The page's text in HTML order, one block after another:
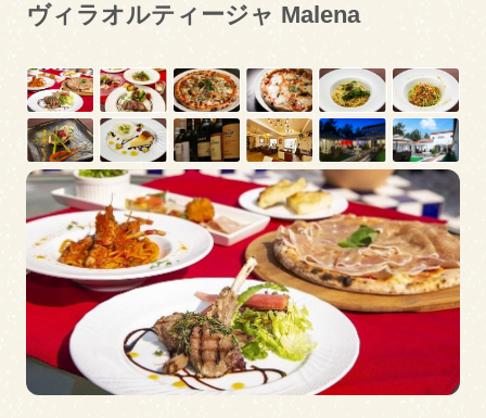
トピックス
ヴィラオルティージャ Malena
ペットOK 駐車場あり
モーニング ランチ
キャッシュレス対応 クレジット決済対応
ご当地食材使用 ディナー
グルメカテゴリー
BAR BBQ